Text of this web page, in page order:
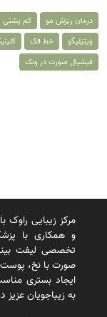
درمان ریزش مو کم پشتی
ویتیلیگو
خط فک
فیشیال صورت در ونک
و همکاری با
تخصصی لیفت
صورت با نخ،
ایجاد بستری
به زیباجویان